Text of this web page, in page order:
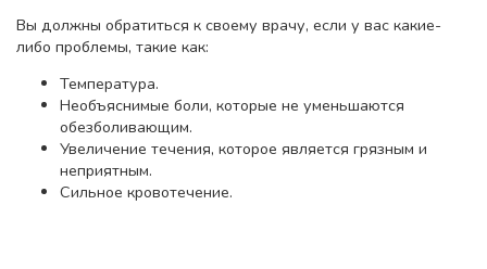
Вы должны обратиться к своему врачу, если у вас какие-
либо проблемы, такие как:
Температура.
Необъяснимые боли, которые не уменьшаются
обезболивающим.
Увеличение течения, которое является грязным и
неприятным.
Сильное кровотечение.